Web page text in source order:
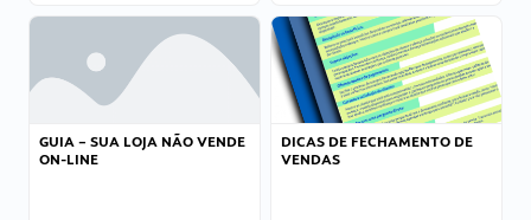
GUIA – SUA LOJA NÃO VENDE
ON-LINE
DICAS DE FECHAMENTO DE
VENDAS